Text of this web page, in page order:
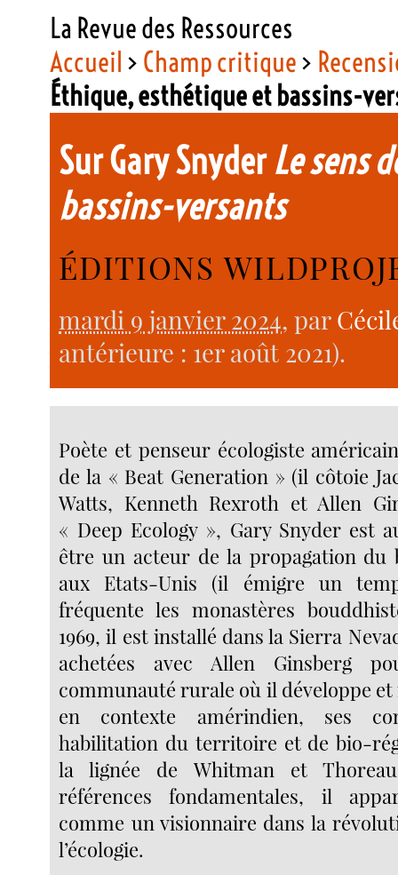
La Revue des Ressources
Accueil > Champ critique>
Éthique, esthétique et bassins-
Sur Gary SnyderLe sens
bassins-versants
ÉDITIONS
mardi 9 janvier 2024, par
antérieure : 1er août 2021).
Poète et penseur écologiste
de la « Beat Generation » (il côtoie
Watts, Kenneth Rexroth et Allen
« Deep Ecology », Gary Snyder est
être un acteur de la propagation du
aux Etats-Unis (il émigre un
fréquente les monastères
1969, il est installé dans la Sierra
achetées avec Allen Ginsberg
communauté rurale où il développe
en contexte amérindien, ses
habilitation du territoire et de bio-
la lignée de Whitman et
références fondamentales, il
comme un visionnaire dans la
l’écologie.